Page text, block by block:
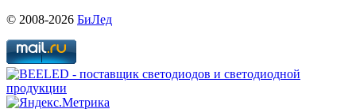
© 2008-2026 БиЛед